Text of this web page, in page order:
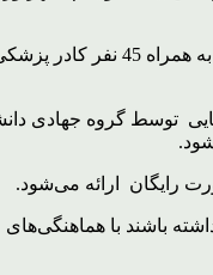
وی افزود: برای برپایی این
استان لرستان با اشاره به اینکه
رایگان ارائه می‌شود.
باشند با